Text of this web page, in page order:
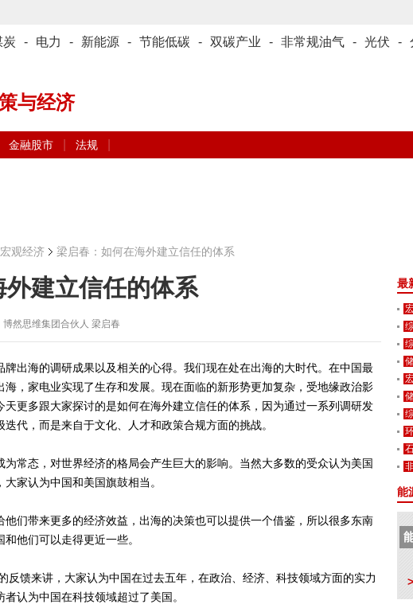
炭 - 电力 - 新能源 - 节能低碳 - 双碳产业 - 非常规油气 - 光伏 -
与经济
金融股市 法规
宏观经济 梁启春：如何在海外建立信任的体系
建立信任的体系
然思维集团合伙人 梁启春
出海的调研成果以及相关的心得。我们现在处在出海的大时代。在中国最
，家电业实现了生存和发展。现在面临的新形势更加复杂，受地缘政治影
更多跟大家探讨的是如何在海外建立信任的体系，因为通过一系列调研发
代，而是来自于文化、人才和政策合规方面的挑战。
常态，对世界经济的格局会产生巨大的影响。当然大多数的受众认为美国
家认为中国和美国旗鼓相当。
们带来更多的经济效益，出海的决策也可以提供一个借鉴，所以很多东南
他们可以走得更近一些。
反馈来讲，大家认为中国在过去五年，在政治、经济、科技领域方面的实力
认为中国在科技领域超过了美国。
最
能